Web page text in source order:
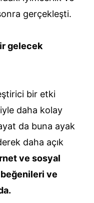
gerçekleşti.
gelecek
bir etki
daha kolay
da buna ayak
daha açık
ve sosyal
ve